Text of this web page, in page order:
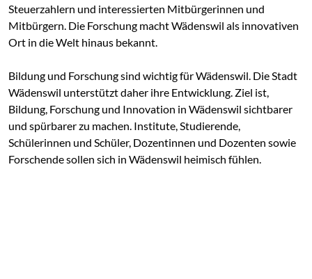
Steuerzahlern und interessierten Mitbürgerinnen und
Mitbürgern. Die Forschung macht Wädenswil als innovativen
Ort in die Welt hinaus bekannt.
Bildung und Forschung sind wichtig für Wädenswil. Die Stadt
Wädenswil unterstützt daher ihre Entwicklung. Ziel ist,
Bildung, Forschung und Innovation in Wädenswil sichtbarer
und spürbarer zu machen. Institute, Studierende,
Schülerinnen und Schüler, Dozentinnen und Dozenten sowie
Forschende sollen sich in Wädenswil heimisch fühlen.